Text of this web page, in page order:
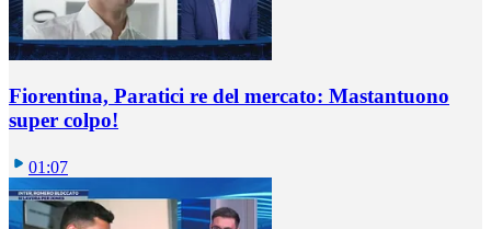
Fiorentina, Paratici re del mercato: Mastantuono
super colpo!
01:07